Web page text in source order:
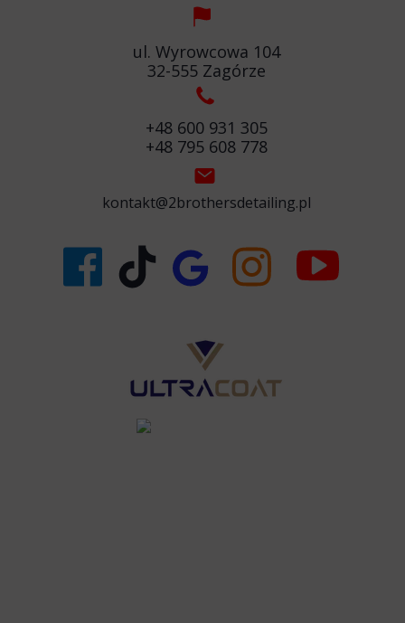
ul. Wyrowcowa 104
32-555 Zagórze
+48 600 931 305
+48 795 608 778
kontakt@2brothersdetailing.pl